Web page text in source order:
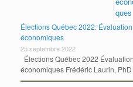
Élections Québec 2022:
économiques
25 septembre 2022
Élections Québec 2022
économiques Frédéric Laurin,